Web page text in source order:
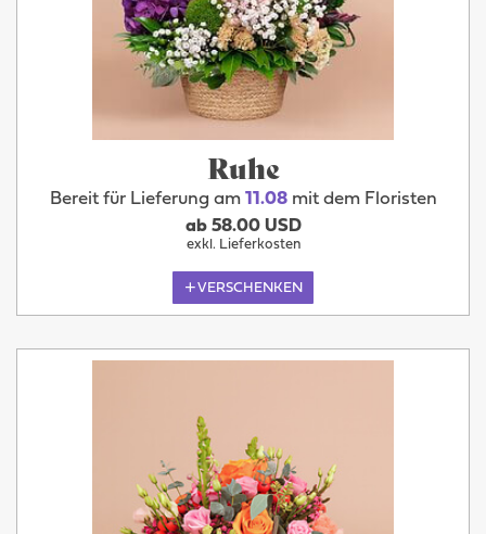
Ruhe
Bereit für Lieferung am 11.08mit dem Floristen
ab 58.00 USD
exkl. Lieferkosten
VERSCHENKEN